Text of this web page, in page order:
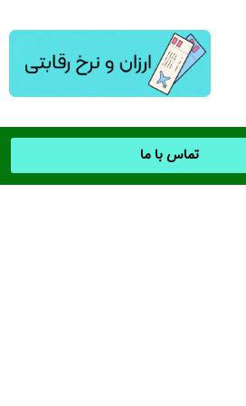
تماس با ما